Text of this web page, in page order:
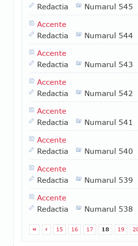
Redactia
Numarul 545
Accente
Redactia
Numarul 544
Accente
Redactia
Numarul 543
Accente
Redactia
Numarul 542
Accente
Redactia
Numarul 541
Accente
Redactia
Numarul 540
Accente
Redactia
Numarul 539
Accente
Redactia
Numarul 538
« ‹ 15 16 17 18 19